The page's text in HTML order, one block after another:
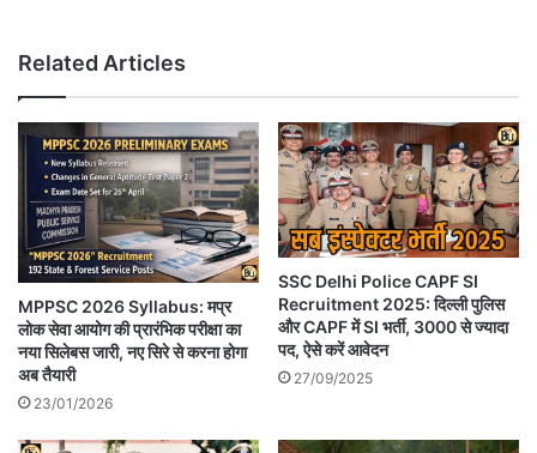
Related Articles
MPPSC 2026 Syllabus: मप्र
लोक सेवा आयोग की प्रारंभिक परीक्षा का
नया सिलेबस जारी, नए सिरे से करना होगा
अब तैयारी
23/01/2026
SSC Delhi Police CAPF SI
Recruitment 2025: दिल्ली पुलिस
और CAPF में SI भर्ती, 3000 से ज्यादा
पद, ऐसे करें आवेदन
27/09/2025